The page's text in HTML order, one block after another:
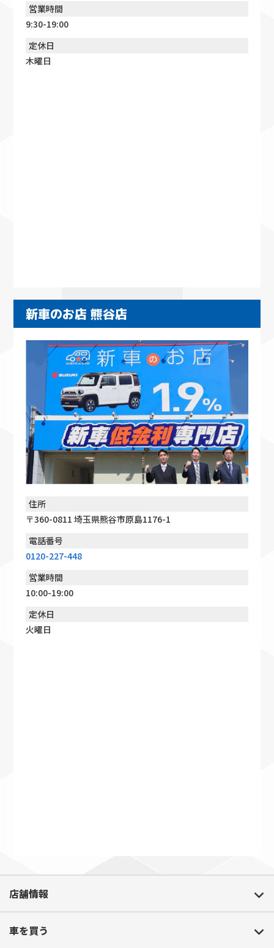
営業時間
9:30-19:00
定休日
木曜日
新車のお店 熊谷店
住所
〒360-0811 埼玉県熊谷市原島1176-1
電話番号
0120-227-448
営業時間
10:00-19:00
定休日
火曜日
店舗情報
車を買う